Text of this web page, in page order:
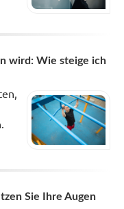
wird: Wie steige ich
Sie Ihre Augen